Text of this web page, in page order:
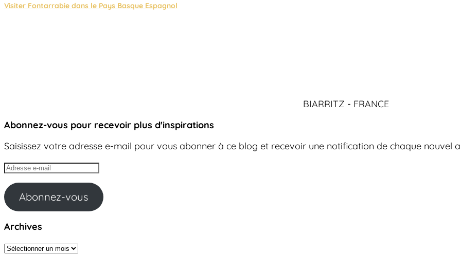
Visiter Fontarrabie dans le Pays Basque Espagnol
BIARRITZ - FRANCE
Abonnez-vous pour recevoir plus d'inspirations
Saisissez votre adresse e-mail pour vous abonner à ce blog et recevoir une notification de chaque nouvel
Adresse
mail
Abonnez-vous
Archives
Archives